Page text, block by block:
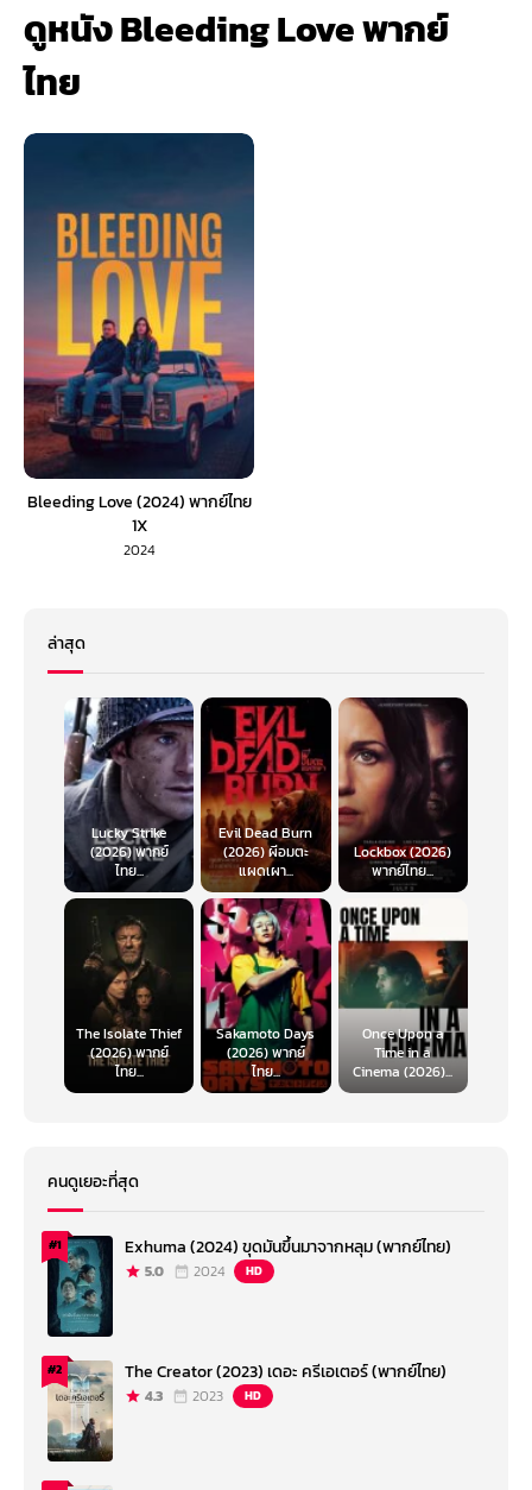
ดูหนัง Bleeding Love พากย์
ไทย
Bleeding Love (2024) พากย์ไทย
1X
2024
ล่าสุด
Lucky Strike
(2026) พากย์
ไทย...
Evil Dead Burn
(2026) ผีอมตะ
แผดเผา...
Lockbox (2026)
พากย์ไทย...
The Isolate Thief
(2026) พากย์
ไทย...
Sakamoto Days
(2026) พากย์
ไทย...
Once Upon a
Time in a
Cinema (2026)...
คนดูเยอะที่สุด
#1 Exhuma (2024) ขุดมันขึ้นมาจากหลุม (พากย์ไทย)
5.0 2024 HD
#2 The Creator (2023) เดอะ ครีเอเตอร์ (พากย์ไทย)
4.3 2023 HD